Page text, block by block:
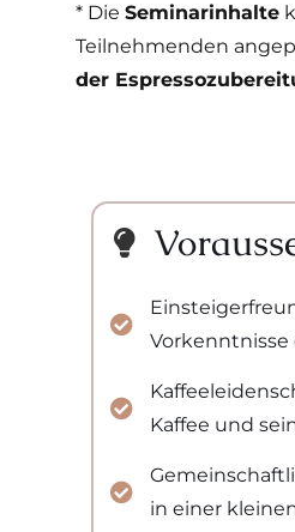
* Die Seminarinhalte
Teilnehmenden
der
Vorkenntnisse
Kaffee und
in einer